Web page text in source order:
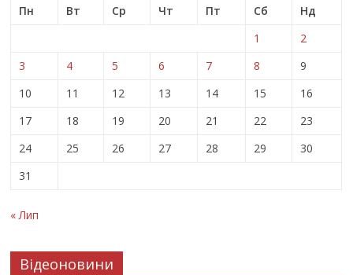
Пн
Вт Ср Чт Пт Сб
Нд
1
2
3
4 5 6 7 8
9
10
11 12 13 14 15
16
17
18 19 20 21 22
23
24
25 26 27 28 29
30
31
« Лип
Відеоновини